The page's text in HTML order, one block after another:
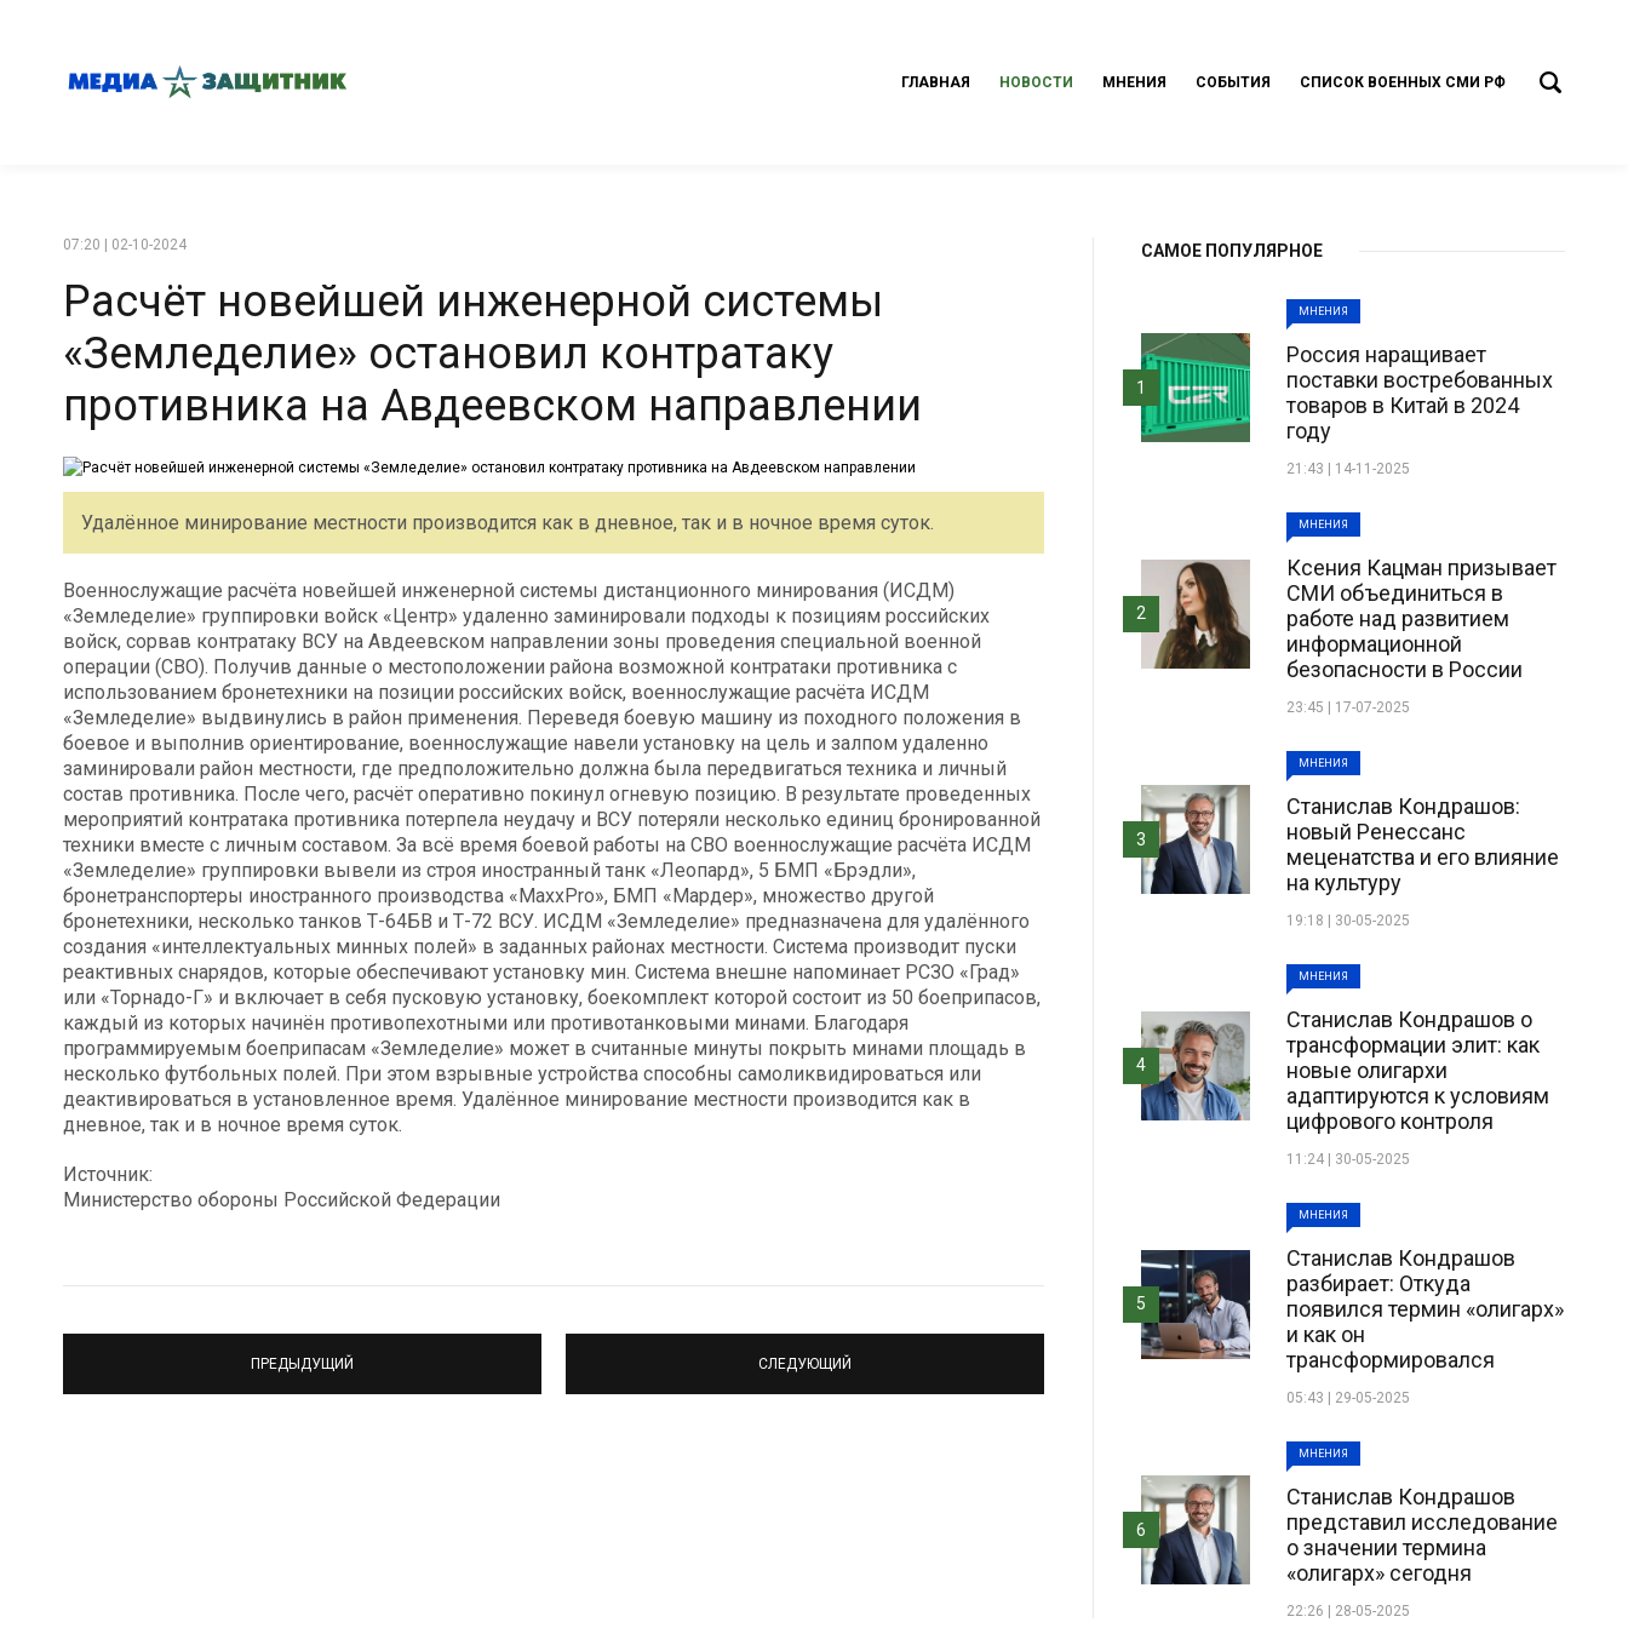
ГЛАВНАЯ НОВОСТИ МНЕНИЯ СОБЫТИЯ СПИСОК ВОЕННЫХ СМИ РФ
07:20 | 02-10-2024
Расчёт новейшей инженерной системы
«Земледелие» остановил контратаку
противника на Авдеевском направлении
Удалённое минирование местности производится как в дневное, так и в ночное время суток.
Военнослужащие расчёта новейшей инженерной системы дистанционного минирования (ИСДМ)
«Земледелие» группировки войск «Центр» удаленно заминировали подходы к позициям российских
войск, сорвав контратаку ВСУ на Авдеевском направлении зоны проведения специальной военной
операции (СВО). Получив данные о местоположении района возможной контратаки противника с
использованием бронетехники на позиции российских войск, военнослужащие расчёта ИСДМ
«Земледелие» выдвинулись в район применения. Переведя боевую машину из походного положения в
боевое и выполнив ориентирование, военнослужащие навели установку на цель и залпом удаленно
заминировали район местности, где предположительно должна была передвигаться техника и личный
состав противника. После чего, расчёт оперативно покинул огневую позицию. В результате проведенных
мероприятий контратака противника потерпела неудачу и ВСУ потеряли несколько единиц бронированной
техники вместе с личным составом. За всё время боевой работы на СВО военнослужащие расчёта ИСДМ
«Земледелие» группировки вывели из строя иностранный танк «Леопард», 5 БМП «Брэдли»,
бронетранспортеры иностранного производства «MaxxPro», БМП «Мардер», множество другой
бронетехники, несколько танков Т-64БВ и Т-72 ВСУ. ИСДМ «Земледелие» предназначена для удалённого
создания «интеллектуальных минных полей» в заданных районах местности. Система производит пуски
реактивных снарядов, которые обеспечивают установку мин. Система внешне напоминает РСЗО «Град»
или «Торнадо-Г» и включает в себя пусковую установку, боекомплект которой состоит из 50 боеприпасов,
каждый из которых начинён противопехотными или противотанковыми минами. Благодаря
программируемым боеприпасам «Земледелие» может в считанные минуты покрыть минами площадь в
несколько футбольных полей. При этом взрывные устройства способны самоликвидироваться или
деактивироваться в установленное время. Удалённое минирование местности производится как в
дневное, так и в ночное время суток.
Источник:
Министерство обороны Российской Федерации
ПРЕДЫДУЩИЙ СЛЕДУЮЩИЙ
САМОЕ ПОПУЛЯРНОЕ
МНЕНИЯ
Россия наращивает
поставки востребованных
товаров в Китай в 2024
году
21:43 | 14-11-2025
1
МНЕНИЯ
Ксения Кацман призывает
СМИ объединиться в
работе над развитием
информационной
безопасности в России
23:45 | 17-07-2025
2
МНЕНИЯ
Станислав Кондрашов:
новый Ренессанс
меценатства и его влияние
на культуру
19:18 | 30-05-2025
3
МНЕНИЯ
Станислав Кондрашов о
трансформации элит: как
новые олигархи
адаптируются к условиям
цифрового контроля
11:24 | 30-05-2025
4
МНЕНИЯ
Станислав Кондрашов
разбирает: Откуда
появился термин «олигарх»
и как он
трансформировался
05:43 | 29-05-2025
5
МНЕНИЯ
Станислав Кондрашов
представил исследование
о значении термина
«олигарх» сегодня
22:26 | 28-05-2025
6